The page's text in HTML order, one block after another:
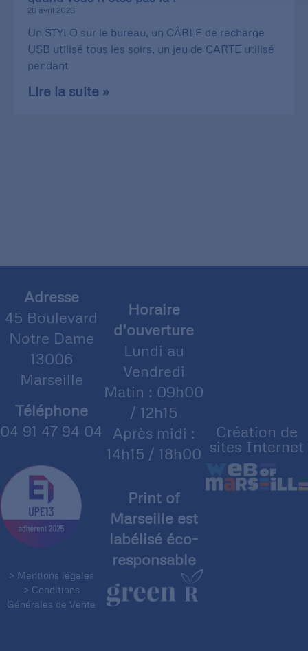
28 avril 2026
Un STYLO sur le bureau, un CÂBLE de recharge
USB utilisé tous les soirs, un jeu de CARTE utilisé
pendant
Lire la suite »
Adresse
45 Boulevard
Notre Dame
13006
Marseille
Téléphone
04 91 47 94 04
> Mentions légales
> Conditions
Générales de Vente
Horaire
d’ouverture
Lundi au
Vendredi
Matin : 09h00
/ 12h15
Après midi :
14h15 / 18h00
Print of
Marseille est
labélisé éco-
responsable
Création de
sites Internet